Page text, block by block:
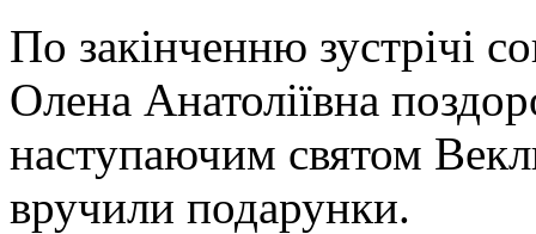
По закінченню зустрічі
Олена Анатоліївна
наступаючим святом
вручили подарунки.